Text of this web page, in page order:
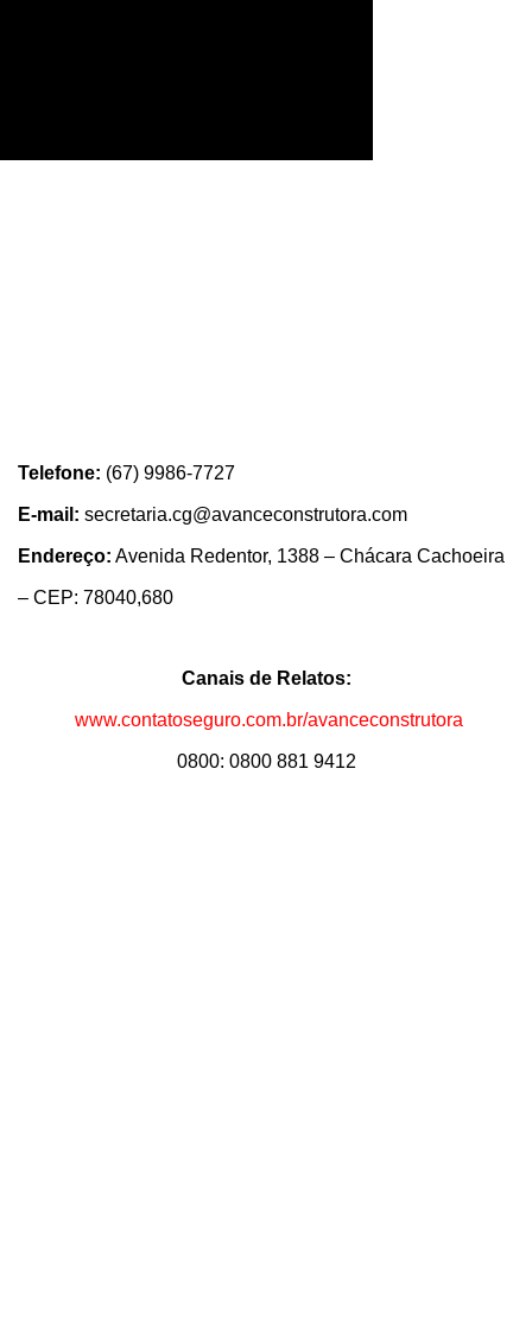
Telefone: (67) 9986-7727
E-mail: secretaria.cg@avanceconstrutora.com
Endereço: Avenida Redentor, 1388 – Chácara Cachoeira
– CEP: 78040,680
Canais de Relatos:
www.contatoseguro.com.br/avanceconstrutora
0800: 0800 881 9412